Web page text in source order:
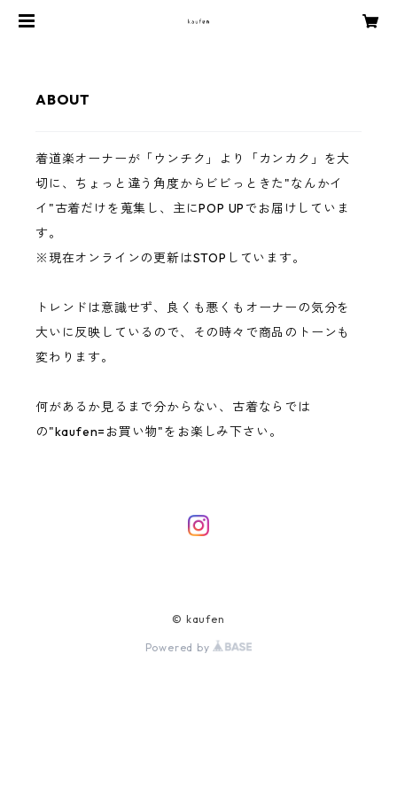
ABOUT
着道楽オーナーが「ウンチク」より「カンカク」を大
切に、ちょっと違う角度からビビっときた"なんかイ
イ"古着だけを蒐集し、主にPOP UPでお届けしていま
す。
※現在オンラインの更新はSTOPしています。
トレンドは意識せず、良くも悪くもオーナーの気分を
大いに反映しているので、その時々で商品のトーンも
変わります。
何があるか見るまで分からない、古着ならでは
の"kaufen=お買い物"をお楽しみ下さい。
© kaufen
Powered by